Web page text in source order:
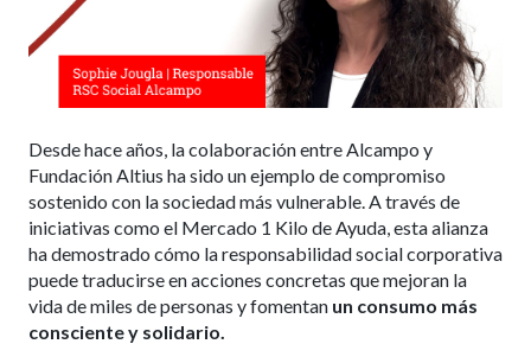
Desde hace años, la colaboración entre Alcampo y
Fundación Altius ha sido un ejemplo de compromiso
sostenido con la sociedad más vulnerable. A través de
iniciativas como el Mercado 1 Kilo de Ayuda, esta alianza
ha demostrado cómo la responsabilidad social corporativa
puede traducirse en acciones concretas que mejoran la
vida de miles de personas y fomentan un consumo más
consciente y solidario.